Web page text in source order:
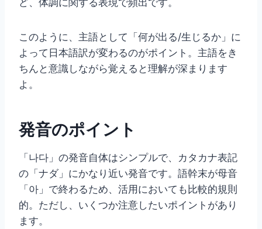
このように、主語として「何が出る/生じるか」に
よって日本語訳が変わるのがポイント。主語をき
ちんと意識しながら覚えると理解が深まります
よ。
発音のポイント
「나다」の発音自体はシンプルで、カタカナ表記
の「ナダ」にかなり近い発音です。語幹末が母音
「아」で終わるため、活用においても比較的規則
的。ただし、いくつか注意したいポイントがあり
ます。